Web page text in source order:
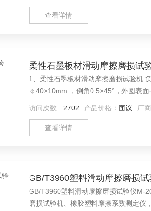
查看详情
柔性石墨板材滑动摩擦磨损试
1、柔性石墨板材滑动摩擦磨损试验
￠40×10mm ，倒角0.5×45°，外圆表
访问次数： 2702 产品价格： 面议 厂
查看详情
GB/T3960塑料滑动摩擦磨损试
GB/T3960塑料滑动摩擦磨损试验仪M-
磨损试验机、橡胶塑料摩擦系数测定仪